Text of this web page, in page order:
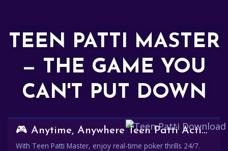
TEEN PATTI MASTER
— THE GAME YOU
CAN'T PUT DOWN
🎮 Anytime, Anywhere Teen Patti Action
With Teen Patti Master, enjoy real-time poker thrills 24/7.